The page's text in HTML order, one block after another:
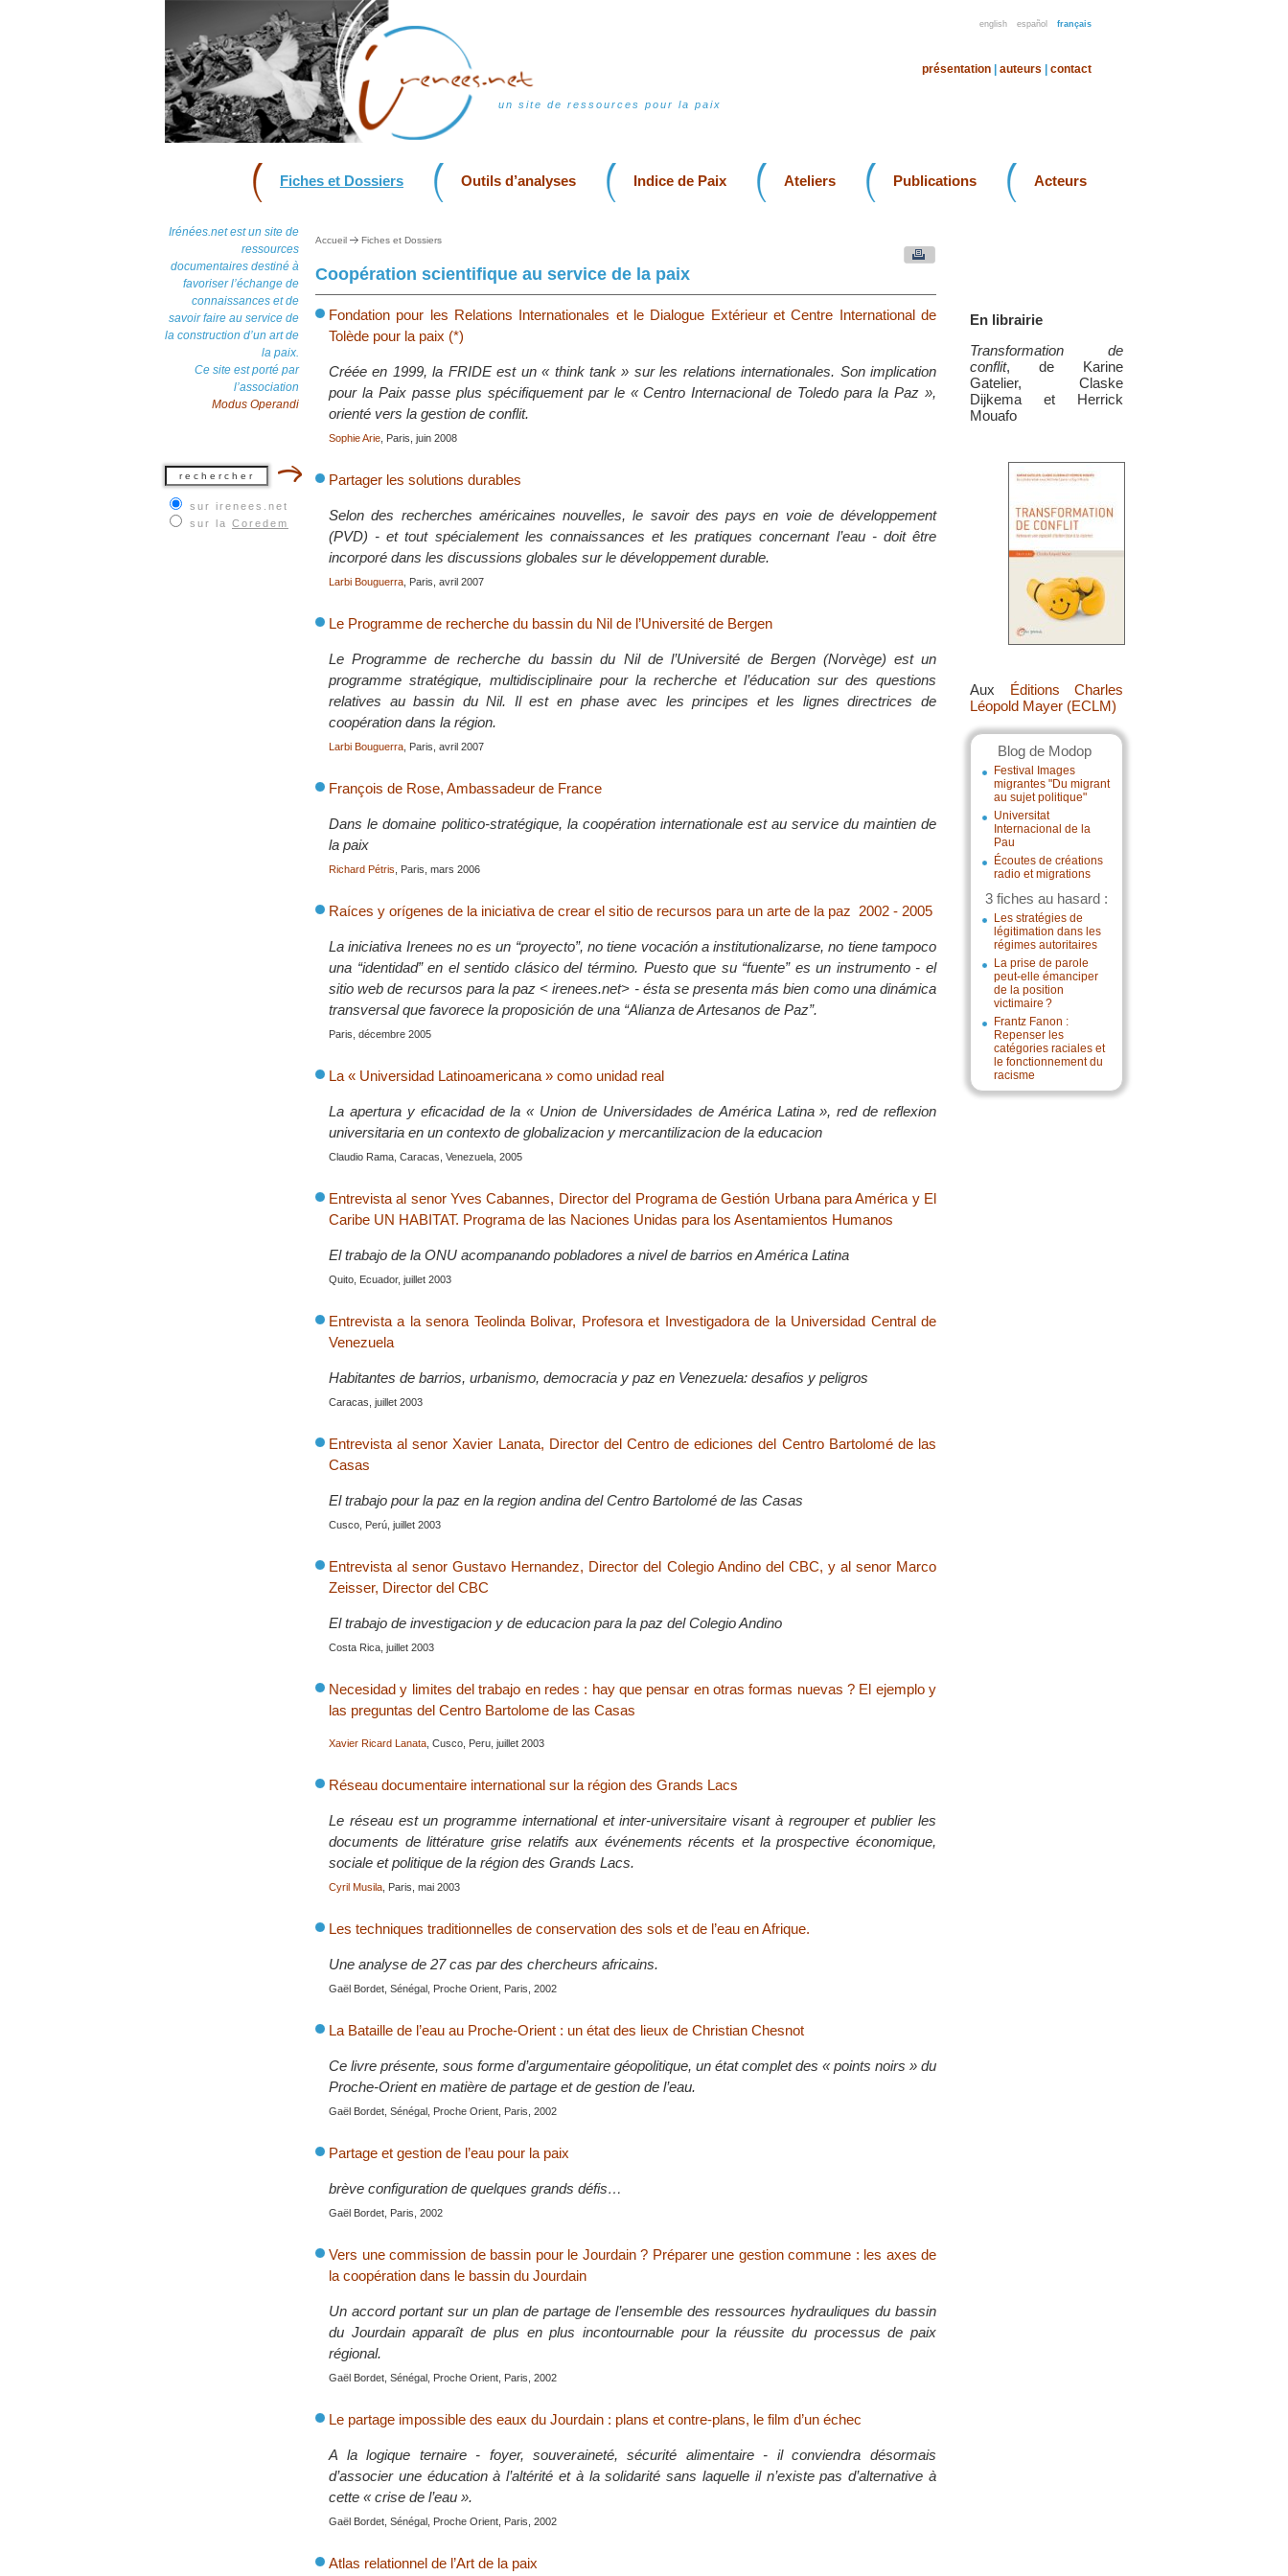
english español français
un site de ressources pour la paix
présentation auteurs contact
Fiches et Dossiers Outils d’analyses Indice de Paix Ateliers Publications Acteurs
Irénées.net est un site de
ressources
documentaires destiné à
favoriser l’échange de
connaissances et de
savoir faire au service de
la construction d’un art de
la paix.
Ce site est porté par
l’association
Modus Operandi
sur irenees.net
sur la Coredem
En librairie
Transformation de
conflit, de Karine
Gatelier, Claske
Dijkema et Herrick
Mouafo
Aux Éditions Charles
Léopold Mayer (ECLM)
Blog de Modop
Festival Images
migrantes "Du migrant
au sujet politique"
Universitat
Internacional de la
Pau
Écoutes de créations
radio et migrations
3 fiches au hasard :
Les stratégies de
légitimation dans les
régimes autoritaires
La prise de parole
peut-elle émanciper
de la position
victimaire ?
Frantz Fanon :
Repenser les
catégories raciales et
le fonctionnement du
racisme
Accueil Fiches et Dossiers
Coopération scientifique au service de la paix
Fondation pour les Relations Internationales et le Dialogue Extérieur et Centre International de
Tolède pour la paix (*)
Créée en 1999, la FRIDE est un « think tank » sur les relations internationales. Son implication
pour la Paix passe plus spécifiquement par le « Centro Internacional de Toledo para la Paz »,
orienté vers la gestion de conflit.
Sophie Arie , Paris, juin 2008
Partager les solutions durables
Selon des recherches américaines nouvelles, le savoir des pays en voie de développement
(PVD) - et tout spécialement les connaissances et les pratiques concernant l’eau - doit être
incorporé dans les discussions globales sur le développement durable.
Larbi Bouguerra , Paris, avril 2007
Le Programme de recherche du bassin du Nil de l’Université de Bergen
Le Programme de recherche du bassin du Nil de l’Université de Bergen (Norvège) est un
programme stratégique, multidisciplinaire pour la recherche et l’éducation sur des questions
relatives au bassin du Nil. Il est en phase avec les principes et les lignes directrices de
coopération dans la région.
Larbi Bouguerra , Paris, avril 2007
François de Rose, Ambassadeur de France
Dans le domaine politico-stratégique, la coopération internationale est au service du maintien de
la paix
Richard Pétris , Paris, mars 2006
Raíces y orígenes de la iniciativa de crear el sitio de recursos para un arte de la paz 2002 - 2005
La iniciativa Irenees no es un “proyecto”, no tiene vocación a institutionalizarse, no tiene tampoco
una “identidad” en el sentido clásico del término. Puesto que su “fuente” es un instrumento - el
sitio web de recursos para la paz < irenees.net> - ésta se presenta más bien como una dinámica
transversal que favorece la proposición de una “Alianza de Artesanos de Paz”.
Paris, décembre 2005
La « Universidad Latinoamericana » como unidad real
La apertura y eficacidad de la « Union de Universidades de América Latina », red de reflexion
universitaria en un contexto de globalizacion y mercantilizacion de la educacion
Claudio Rama, Caracas, Venezuela, 2005
Entrevista al senor Yves Cabannes, Director del Programa de Gestión Urbana para América y El
Caribe UN HABITAT. Programa de las Naciones Unidas para los Asentamientos Humanos
El trabajo de la ONU acompanando pobladores a nivel de barrios en América Latina
Quito, Ecuador, juillet 2003
Entrevista a la senora Teolinda Bolivar, Profesora et Investigadora de la Universidad Central de
Venezuela
Habitantes de barrios, urbanismo, democracia y paz en Venezuela: desafios y peligros
Caracas, juillet 2003
Entrevista al senor Xavier Lanata, Director del Centro de ediciones del Centro Bartolomé de las
Casas
El trabajo pour la paz en la region andina del Centro Bartolomé de las Casas
Cusco, Perú, juillet 2003
Entrevista al senor Gustavo Hernandez, Director del Colegio Andino del CBC, y al senor Marco
Zeisser, Director del CBC
El trabajo de investigacion y de educacion para la paz del Colegio Andino
Costa Rica, juillet 2003
Necesidad y limites del trabajo en redes : hay que pensar en otras formas nuevas ? El ejemplo y
las preguntas del Centro Bartolome de las Casas
Xavier Ricard Lanata , Cusco, Peru, juillet 2003
Réseau documentaire international sur la région des Grands Lacs
Le réseau est un programme international et inter-universitaire visant à regrouper et publier les
documents de littérature grise relatifs aux événements récents et la prospective économique,
sociale et politique de la région des Grands Lacs.
Cyril Musila , Paris, mai 2003
Les techniques traditionnelles de conservation des sols et de l’eau en Afrique.
Une analyse de 27 cas par des chercheurs africains.
Gaël Bordet, Sénégal, Proche Orient, Paris, 2002
La Bataille de l’eau au Proche-Orient : un état des lieux de Christian Chesnot
Ce livre présente, sous forme d’argumentaire géopolitique, un état complet des « points noirs » du
Proche-Orient en matière de partage et de gestion de l’eau.
Gaël Bordet, Sénégal, Proche Orient, Paris, 2002
Partage et gestion de l’eau pour la paix
brève configuration de quelques grands défis…
Gaël Bordet, Paris, 2002
Vers une commission de bassin pour le Jourdain ? Préparer une gestion commune : les axes de
la coopération dans le bassin du Jourdain
Un accord portant sur un plan de partage de l’ensemble des ressources hydrauliques du bassin
du Jourdain apparaît de plus en plus incontournable pour la réussite du processus de paix
régional.
Gaël Bordet, Sénégal, Proche Orient, Paris, 2002
Le partage impossible des eaux du Jourdain : plans et contre-plans, le film d’un échec
A la logique ternaire - foyer, souveraineté, sécurité alimentaire - il conviendra désormais
d’associer une éducation à l’altérité et à la solidarité sans laquelle il n’existe pas d’alternative à
cette « crise de l’eau ».
Gaël Bordet, Sénégal, Proche Orient, Paris, 2002
Atlas relationnel de l’Art de la paix